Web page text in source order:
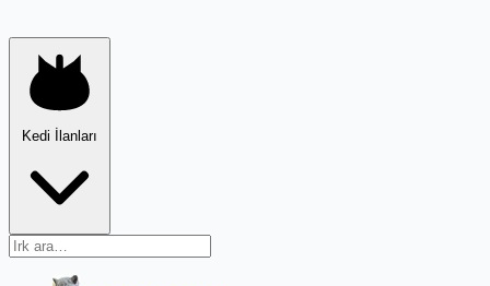
Kedi İlanları